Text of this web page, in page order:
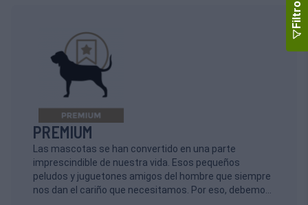
PREMIUM
Las mascotas se han convertido en una parte
imprescindible de nuestra vida. Esos pequeños
peludos y juguetones amigos del hombre que siempre
nos dan el cariño que necesitamos. Por eso, debemos
Filtros